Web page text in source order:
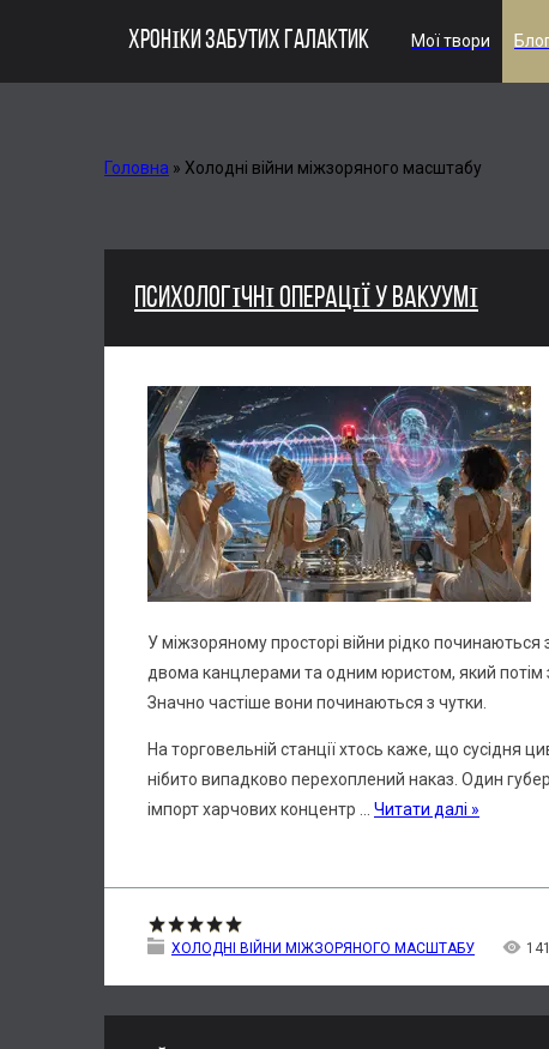
ХРОНІКИ ЗАБУТИХ ГАЛАКТИК Мої твори
Головна » Холодні війни міжзоряного масштабу
ПСИХОЛОГІЧНІ ОПЕРАЦІЇ У ВАКУУМІ
У міжзоряному просторі війни рідко
двома канцлерами та одним юристом, який потім
Значно частіше вони починаються з чутки.
На торговельній станції хтось каже, що сусідня
нібито випадково перехоплений наказ. Один
імпорт харчових концентр
Читати далі »
ХОЛОДНІ ВІЙНИ МІЖЗОРЯНОГО МАСШТАБУ 141